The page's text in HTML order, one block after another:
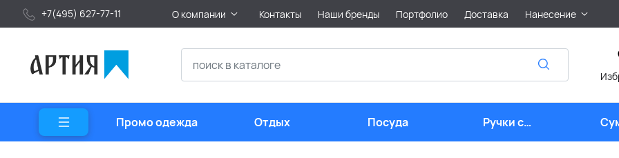
+7(495) 627-77-11 О компании Контакты Наши бренды Портфолио Доставка Нанесение
Промо одежда Отдых Посуда
Ручки с
логотипом